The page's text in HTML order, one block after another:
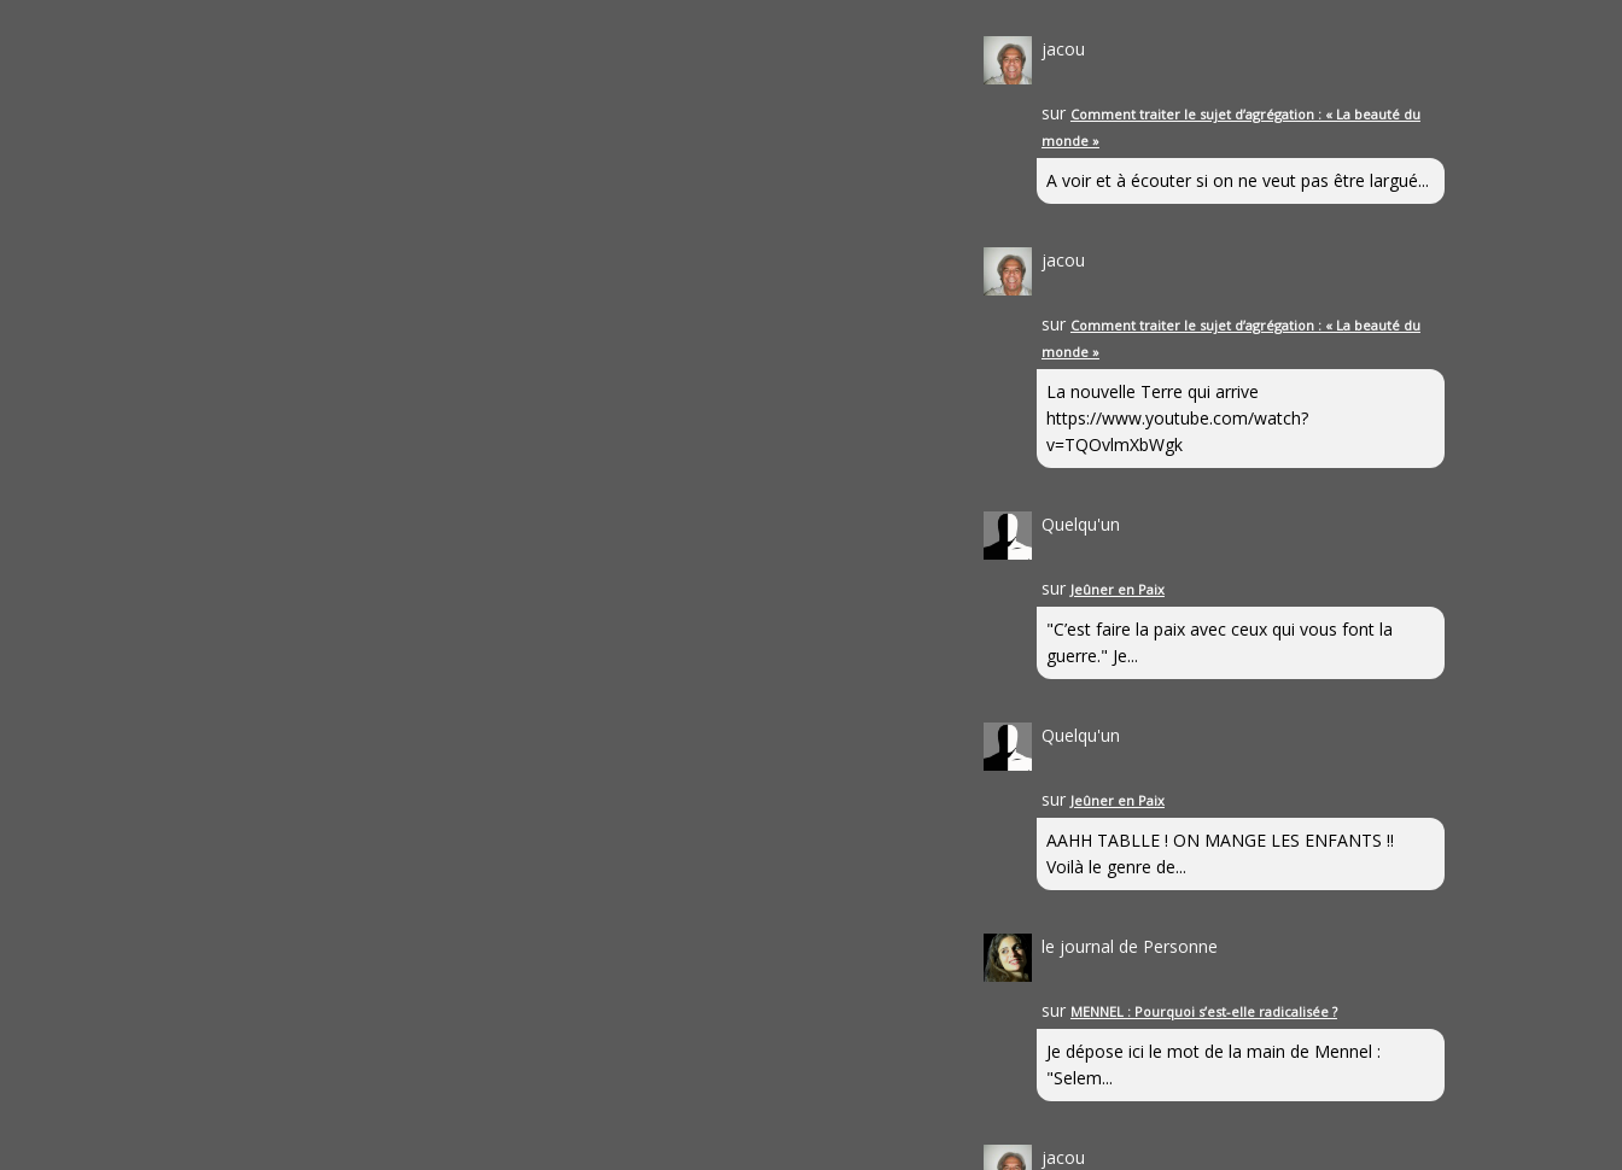
jacou
sur Comment traiter le sujet d’agrégation : « La beauté du
monde »
A voir et à écouter si on ne veut pas être largué...
jacou
sur Comment traiter le sujet d’agrégation : « La beauté du
monde »
La nouvelle Terre qui arrive
https://www.youtube.com/watch?
v=TQOvlmXbWgk
Quelqu'un
sur Jeûner en Paix
"C’est faire la paix avec ceux qui vous font la
guerre." Je...
Quelqu'un
sur Jeûner en Paix
AAHH TABLLE ! ON MANGE LES ENFANTS !!
Voilà le genre de...
le journal de Personne
sur MENNEL : Pourquoi s’est-elle radicalisée ?
Je dépose ici le mot de la main de Mennel :
"Selem...
jacou